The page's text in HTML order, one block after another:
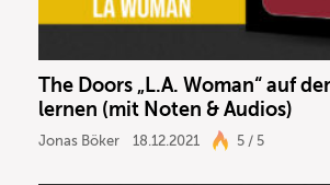
The Doors „L.A. Woman“ auf
lernen (mit Noten & Audios)
Jonas Böker 18.12.2021 5 / 5